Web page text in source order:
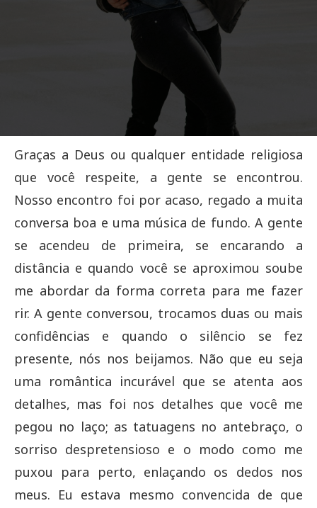
Graças a Deus ou qualquer entidade religiosa
que você respeite, a gente se encontrou.
Nosso encontro foi por acaso, regado a muita
conversa boa e uma música de fundo. A gente
se acendeu de primeira, se encarando a
distância e quando você se aproximou soube
me abordar da forma correta para me fazer
rir. A gente conversou, trocamos duas ou mais
confidências e quando o silêncio se fez
presente, nós nos beijamos. Não que eu seja
uma romântica incurável que se atenta aos
detalhes, mas foi nos detalhes que você me
pegou no laço; as tatuagens no antebraço, o
sorriso despretensioso e o modo como me
puxou para perto, enlaçando os dedos nos
meus. Eu estava mesmo convencida de que